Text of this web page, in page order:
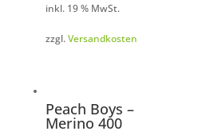
inkl. 19 % MwSt.
zzgl.Versandkosten
Peach Boys –
Merino 400